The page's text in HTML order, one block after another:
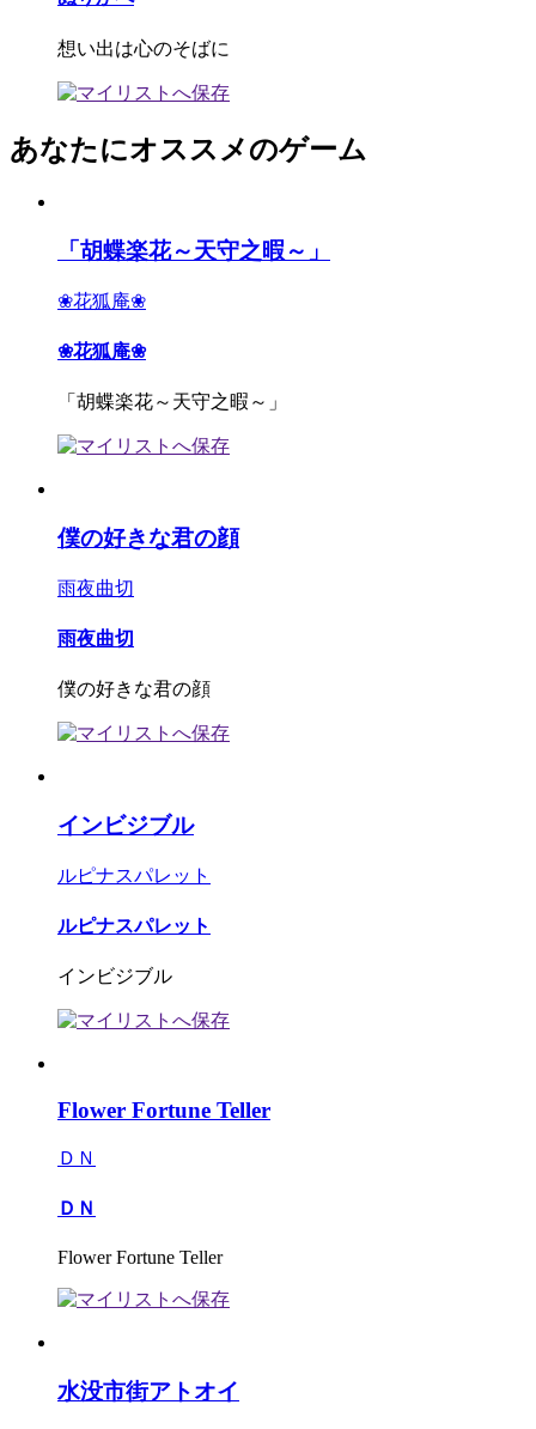
想い出は心のそばに
あなたにオススメのゲーム
「胡蝶楽花～天守之暇～」
❀花狐庵❀
❀花狐庵❀
「胡蝶楽花～天守之暇～」
僕の好きな君の顔
雨夜曲切
雨夜曲切
僕の好きな君の顔
インビジブル
ルピナスパレット
ルピナスパレット
インビジブル
Flower Fortune Teller
ＤＮ
ＤＮ
Flower Fortune Teller
水没市街アトオイ